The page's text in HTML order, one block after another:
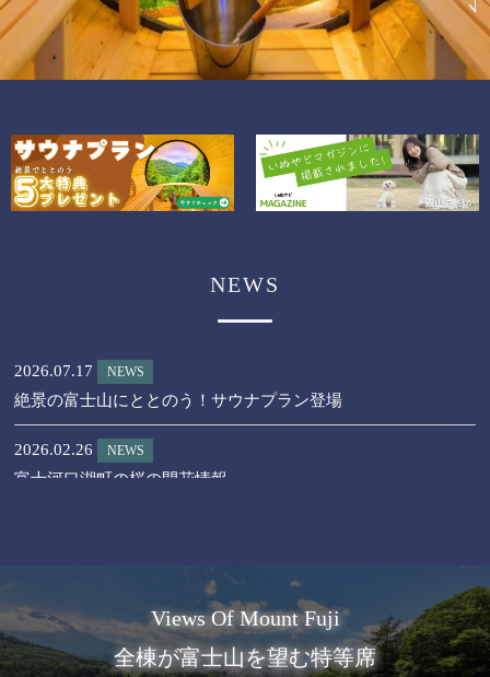
NEWS
2026.07.17 NEWS
絶景の富士山にととのう！サウナプラン登場
2026.02.26 NEWS
富士河口湖町の桜の開花情報
2024.12.13
【学生旅行・グループ旅行応援】3名以上de”1名無料”の学割プ
ラン
Views Of Mount Fuji
全棟が富士山を望む特等席